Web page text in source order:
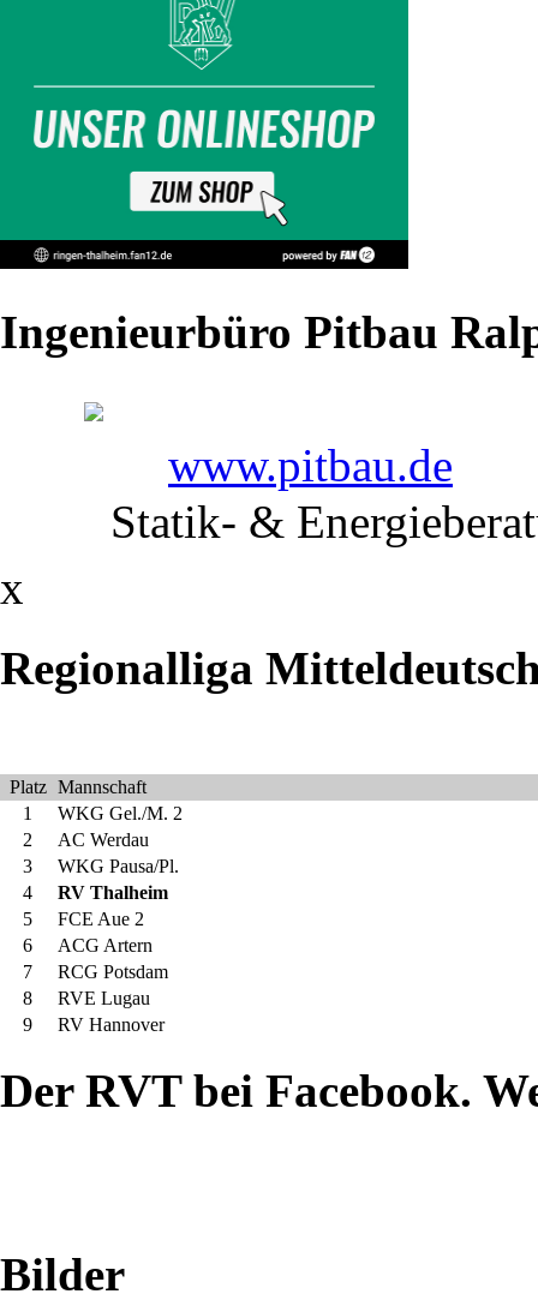
Ingenieurbüro Pitbau
www.pitbau.de
Statik- &
x
Regionalliga
Platz Mannschaft
1
WKG Gel./M. 2
2
AC Werdau
3
WKG Pausa/Pl.
4
RV Thalheim
5
FCE Aue 2
6
ACG Artern
7
RCG Potsdam
8
RVE Lugau
9
RV Hannover
Der RVT bei Facebook.
Bilder
Mal,
teilweise
aufgrund
mangelnder
oder
mit
Übergewicht
Waage
gegangener
Kontrahenten,
Zweikämpfer
des
RV
Thalheim
beim
Duell
Leipzig/Großlehna